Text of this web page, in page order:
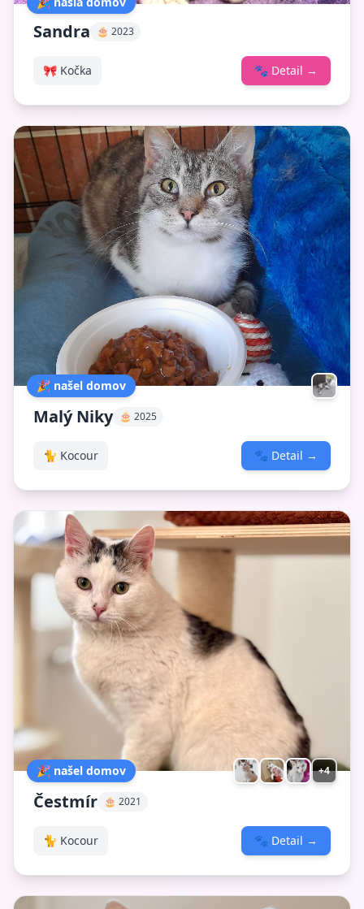
Sandra 🎂 2023
🎀 Kočka 🐾 Detail →
🎉 našel domov
Malý Niky 🎂 2025
🐈 Kocour 🐾 Detail →
🎉 našel domov +4
Čestmír 🎂 2021
🐈 Kocour 🐾 Detail →